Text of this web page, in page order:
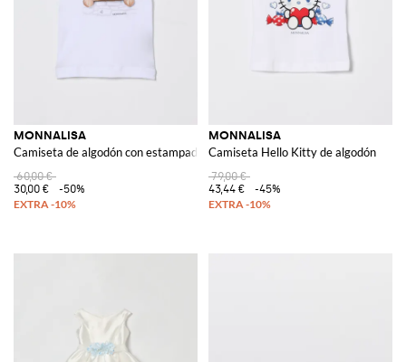
MONNALISA
Camiseta de algodón con estampado de perrito
60,00 €
30,00 €
-50%
MONNALISA
Camiseta Hello Kitty de algodón
79,00 €
43,44 €
-45%